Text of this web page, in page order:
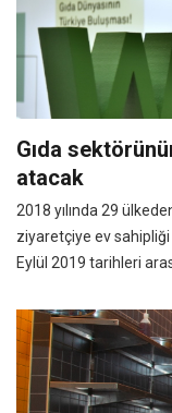
Gıda
atacak
2018 yılında 29
ziyaretçiye ev sahipliği
Eylül 2019 tarihleri